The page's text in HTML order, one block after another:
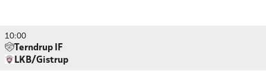
10:00
Terndrup IF
LKB/Gistrup